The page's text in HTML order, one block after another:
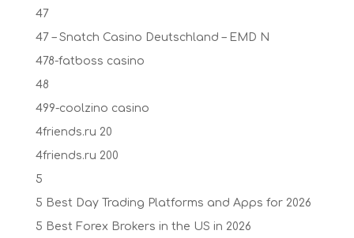
47
47 – Snatch Casino Deutschland – EMD N
478-fatboss casino
48
499-coolzino casino
4friends.ru 20
4friends.ru 200
5
5 Best Day Trading Platforms and Apps for 2026
5 Best Forex Brokers in the US in 2026